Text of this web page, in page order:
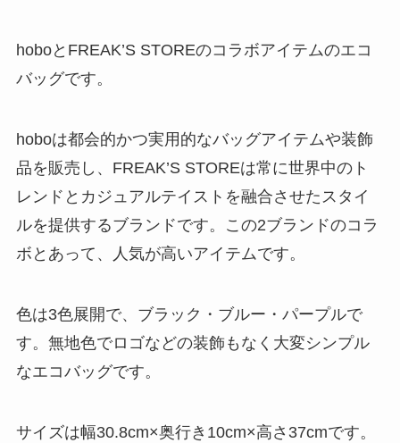
hoboとFREAK’S STOREのコラボアイテムのエコ
バッグです。
hoboは都会的かつ実用的なバッグアイテムや装飾
品を販売し、FREAK’S STOREは常に世界中のト
レンドとカジュアルテイストを融合させたスタイ
ルを提供するブランドです。この2ブランドのコラ
ボとあって、人気が高いアイテムです。
色は3色展開で、ブラック・ブルー・パープルで
す。無地色でロゴなどの装飾もなく大変シンプル
なエコバッグです。
サイズは幅30.8cm×奥行き10cm×高さ37cmです。